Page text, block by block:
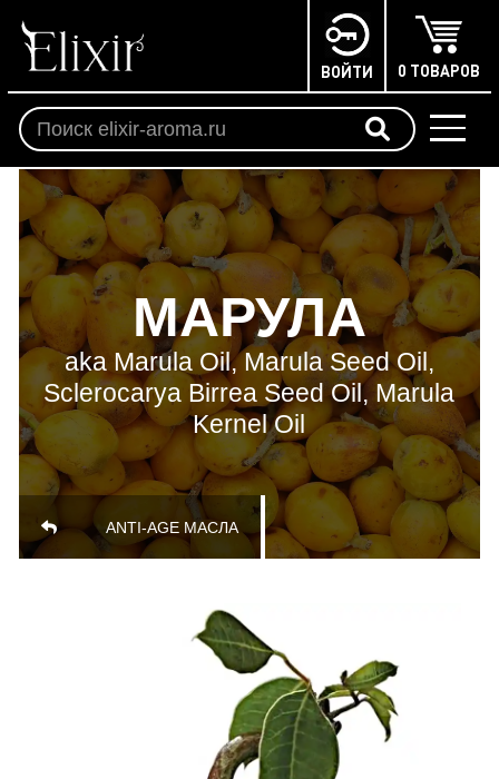
ВОЙТИ 0 ТОВАРОВ
МАРУЛА
aka Marula Oil, Marula Seed Oil,
Sclerocarya Birrea Seed Oil, Marula
Kernel Oil
ANTI-AGE МАСЛА